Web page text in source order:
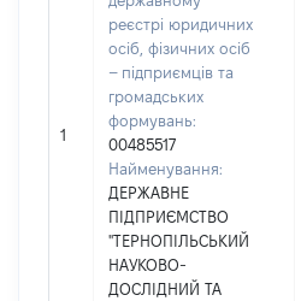
1
реєстрі юридичних
осіб, фізичних осіб
– підприємців та
громадських
формувань:
00485517
Найменування:
ДЕРЖАВНЕ
ПІДПРИЄМСТВО
"ТЕРНОПІЛЬСЬКИЙ
НАУКОВО-
ДОСЛІДНИЙ ТА